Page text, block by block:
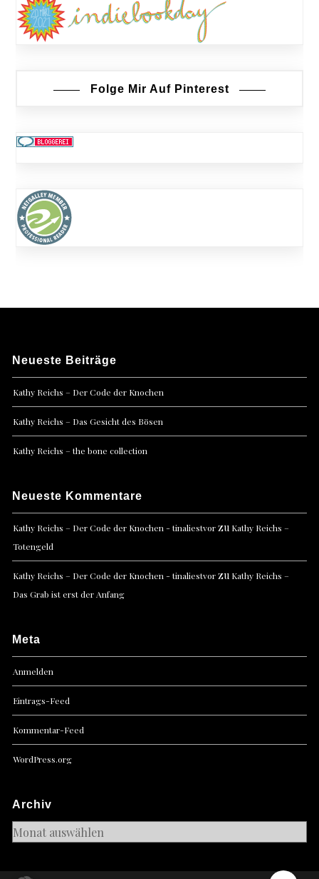
Folge Mir Auf Pinterest
Neueste Beiträge
Kathy Reichs – Der Code der Knochen
Kathy Reichs – Das Gesicht des Bösen
Kathy Reichs – the bone collection
Neueste Kommentare
Kathy Reichs – Der Code der Knochen - tinaliestvorzu Kathy Reichs –
Totengeld
Kathy Reichs – Der Code der Knochen - tinaliestvorzu Kathy Reichs –
Das Grab ist erst der Anfang
Meta
Anmelden
Eintrags-Feed
Kommentar-Feed
WordPress.org
Archiv
Archiv